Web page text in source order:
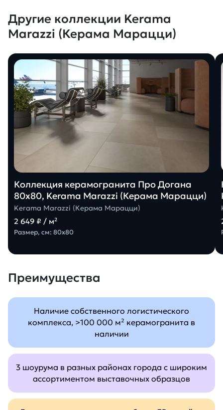
Другие коллекции Kerama
Marazzi (Керама Марацци)
Коллекция керамогранита Про Догана
80х80, Kerama Marazzi (Керама Марацци)
Kerama Marazzi (Керама Марацци)
2 649 ₽ / м²
Размер, см: 80х80
Преимущества
Наличие собственного логистического
комплекса, >100 000 м² керамогранита в
наличии
3 шоурума в разных районах города с широким
ассортиментом выставочных образцов